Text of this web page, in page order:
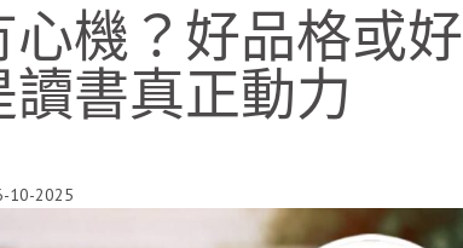
機？好品格或好
書真正動力
10-2025